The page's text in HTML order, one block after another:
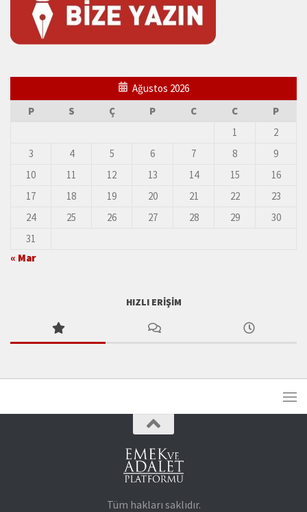
Ağustos 2026
P
S Ç P C C
P
1
2
3
4 5 6 7 8
9
10
11 12 13 14 15
16
17
18 19 20 21 22
23
24
25 26 27 28 29
30
31
« Mar
HIZLI ERIŞIM
Tüm hakları saklıdır.